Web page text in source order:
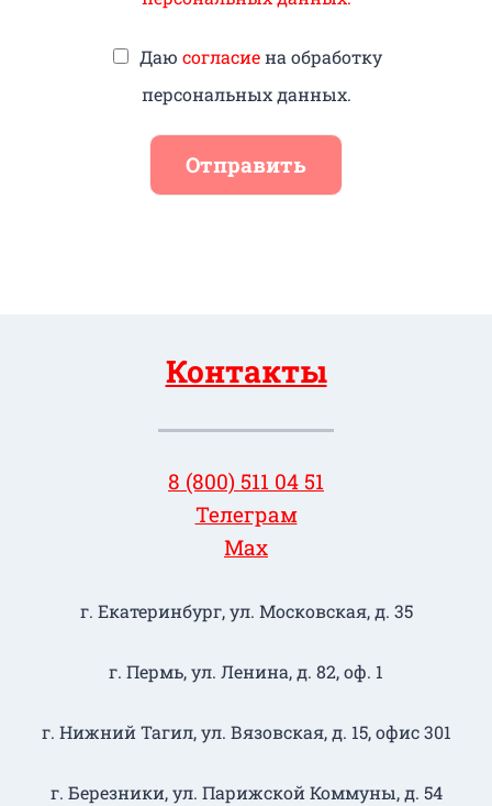
Даю согласиена обработку
персональных данных.
Отправить
Контакты
8 (800) 511 04 51
Телеграм
Max
г. Екатеринбург, ул. Московская, д. 35
г. Пермь, ул. Ленина, д. 82, оф. 1
г. Нижний Тагил​, ул. Вязовская, д. 15, офис 301
г. Березники, ул. Парижской Коммуны, д. 54